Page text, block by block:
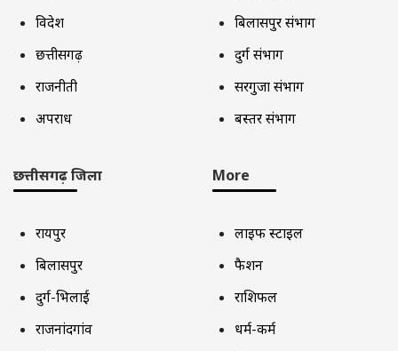
विदेश
छत्तीसगढ़
राजनीती
अपराध
बिलासपुर संभाग
दुर्ग संभाग
सरगुजा संभाग
बस्तर संभाग
छत्तीसगढ़ जिला
रायपुर
बिलासपुर
दुर्ग-भिलाई
राजनांदगांव
More
लाइफ स्टाइल
फैशन
राशिफल
धर्म-कर्म